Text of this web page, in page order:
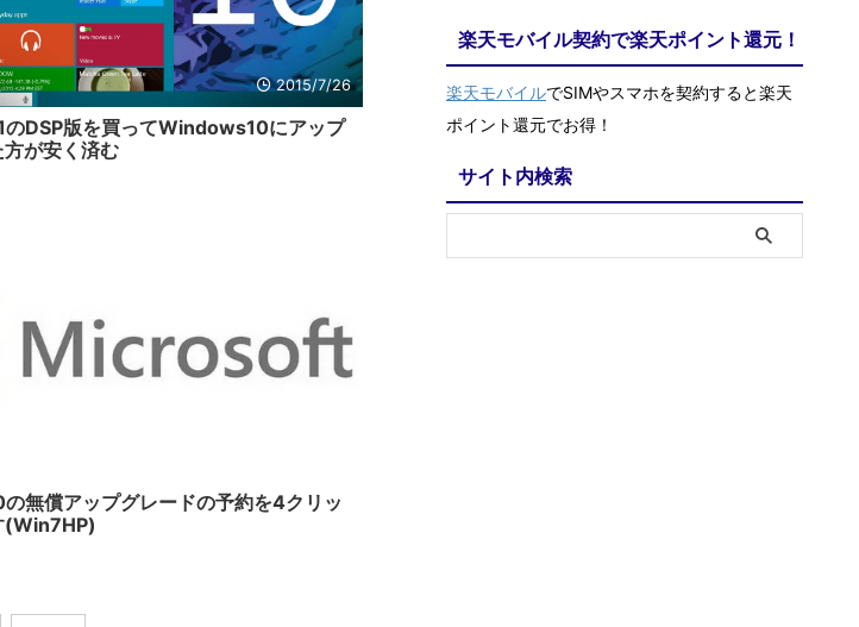
2015/7/26
DSP版を買ってWindows10にアップ
が安く済む
無償アップグレードの予約を4クリッ
(Win7HP)
楽天モバイル契約で楽天ポイント還元！
楽天モバイルでSIMやスマホを契約すると楽天
ポイント還元でお得！
サイト内検索